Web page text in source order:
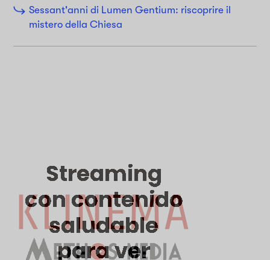
Sessant'anni di Lumen Gentium: riscoprire il
mistero della Chiesa